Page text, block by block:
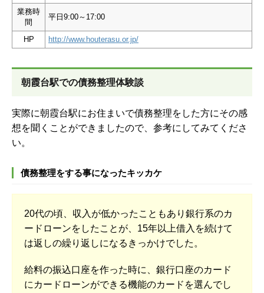
業務時
間
平日9:00～17:00
HP http://www.houterasu.or.jp/
朝霞台駅での債務整理体験談
実際に朝霞台駅にお住まいで債務整理をした方にその感
想を聞くことができましたので、参考にしてみてくださ
い。
債務整理をする事になったキッカケ
20代の頃、収入が低かったこともあり銀行系のカ
ードローンをしたことが、15年以上借入を続けて
は返しの繰り返しになるきっかけでした。
給料の振込口座を作った時に、銀行口座のカード
にカードローンができる機能のカードを選んでし